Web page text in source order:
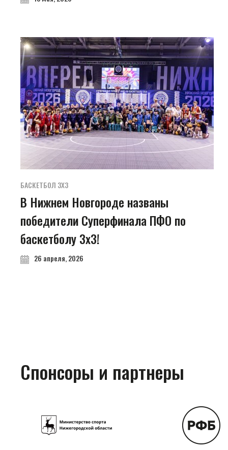
БАСКЕТБОЛ 3Х3
В Нижнем Новгороде названы
победители Суперфинала ПФО по
баскетболу 3х3!
26 апреля, 2026
Спонсоры и партнеры